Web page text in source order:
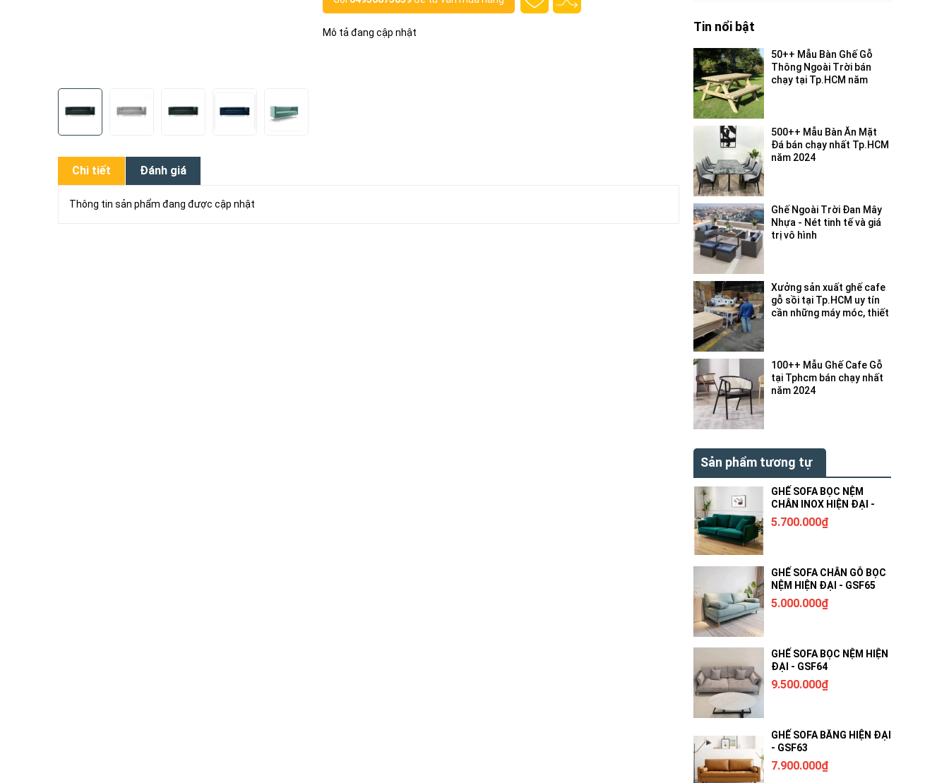
Mô tả đang cập nhật
Chi tiết Đánh giá
Thông tin sản phẩm đang được cập nhật
Tin nổi bật
50++ Mẫu Bàn Ghế Gỗ
Thông Ngoài Trời bán
chạy tại Tp.HCM năm
500++ Mẫu Bàn Ăn Mặt
Đá bán chạy nhất Tp.HCM
năm 2024
Ghế Ngoài Trời Đan Mây
Nhựa - Nét tinh tế và giá
trị vô hình
Xưởng sản xuất ghế cafe
gỗ sồi tại Tp.HCM uy tín
cần những máy móc, thiết
100++ Mẫu Ghế Cafe Gỗ
tại Tphcm bán chạy nhất
năm 2024
Sản phẩm tương tự
GHẾ SOFA BỌC NỆM
CHÂN INOX HIỆN ĐẠI -
GSF66
5.700.000₫
GHẾ SOFA CHÂN GỖ BỌC
NỆM HIỆN ĐẠI - GSF65
5.000.000₫
GHẾ SOFA BỌC NỆM HIỆN
ĐẠI - GSF64
9.500.000₫
GHẾ SOFA BĂNG HIỆN ĐẠI
- GSF63
7.900.000₫